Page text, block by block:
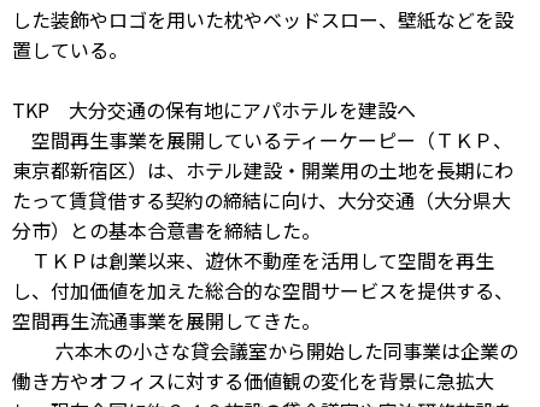
した装飾やロゴを用いた枕やベッドスロー、壁紙などを設
置している。
TKP 大分交通の保有地にアパホテルを建設へ
空間再生事業を展開しているティーケーピー（ＴＫＰ、
東京都新宿区）は、ホテル建設・開業用の土地を長期にわ
たって賃貸借する契約の締結に向け、大分交通（大分県大
分市）との基本合意書を締結した。
ＴＫＰは創業以来、遊休不動産を活用して空間を再生
し、付加価値を加えた総合的な空間サービスを提供する、
空間再生流通事業を展開してきた。
六本木の小さな貸会議室から開始した同事業は企業の
働き方やオフィスに対する価値観の変化を背景に急拡大